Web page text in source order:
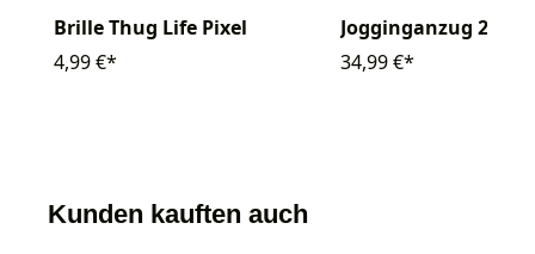
Brille Thug Life Pixel
4,99 €*
Jogginganzug 2-tlg.
34,99 €*
Kunden kauften auch